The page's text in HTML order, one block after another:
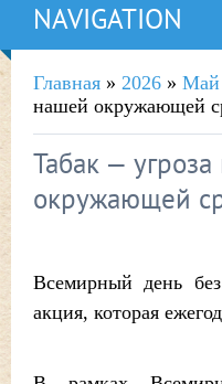
NAVIGATION
Главная » 2026 » Май
нашей окружающей
Табак —
окружающей
Всемирный день
акция, которая